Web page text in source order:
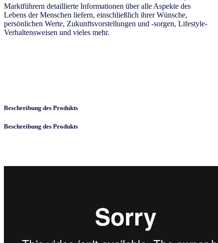
Marktführern detaillierte Informationen über alle Aspekte des
Lebens der Menschen liefern, einschließlich ihrer Wünsche,
persönlichen Werte, Zukunftsvorstellungen und -sorgen, Lifestyle-
Verhaltensweisen und vieles mehr.
Beschreibung des Produkts
Beschreibung des Produkts